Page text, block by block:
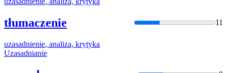
tłumaczenie 11
uzasadnienie, analiza, krytyka
Uzasadnianie